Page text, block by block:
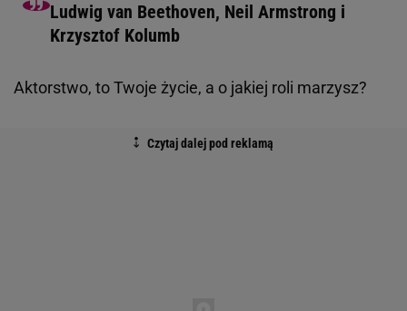
Ludwig van Beethoven, Neil Armstrong i
Krzysztof Kolumb
Aktorstwo, to Twoje życie, a o jakiej roli marzysz?